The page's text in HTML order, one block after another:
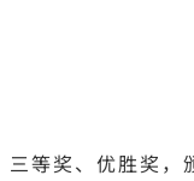
等奖、优胜奖